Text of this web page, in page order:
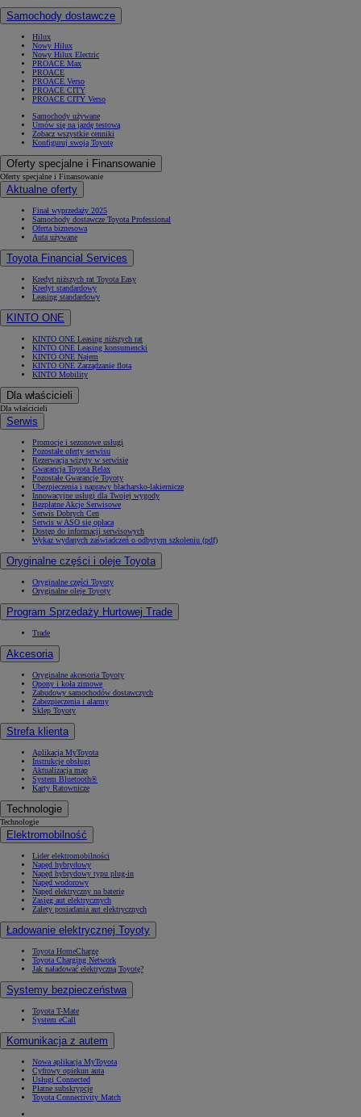
Samochody dostawcze
Hilux
Nowy Hilux
Nowy Hilux Electric
PROACE Max
PROACE
PROACE Verso
PROACE CITY
PROACE CITY Verso
Samochody używane
Umów się na jazdę testową
Zobacz wszystkie cenniki
Konfiguruj swoją Toyotę
Oferty specjalne i Finansowanie
Oferty specjalne i Finansowanie
Aktualne oferty
Finał wyprzedaży 2025
Samochody dostawcze Toyota Professional
Oferta biznesowa
Auta używane
Toyota Financial Services
Kredyt niższych rat Toyota Easy
Kredyt standardowy
Leasing standardowy
KINTO ONE
KINTO ONE Leasing niższych rat
KINTO ONE Leasing konsumencki
KINTO ONE Najem
KINTO ONE Zarządzanie flotą
KINTO Mobility
Dla właścicieli
Dla właścicieli
Serwis
Promocje i sezonowe usługi
Pozostałe oferty serwisu
Rezerwacja wizyty w serwisie
Gwarancja Toyota Relax
Pozostałe Gwarancje Toyoty
Ubezpieczenia i naprawy blacharsko-lakiernicze
Innowacyjne usługi dla Twojej wygody
Bezpłatne Akcje Serwisowe
Serwis Dobrych Cen
Serwis w ASO się opłaca
Dostęp do informacji serwisowych
Wykaz wydanych zaświadczeń o odbytym szkoleniu (pdf)
Oryginalne części i oleje Toyota
Oryginalne części Toyoty
Oryginalne oleje Toyoty
Program Sprzedaży Hurtowej Trade
Trade
Akcesoria
Oryginalne akcesoria Toyoty
Opony i koła zimowe
Zabudowy samochodów dostawczych
Zabezpieczenia i alarmy
Sklep Toyoty
Strefa klienta
Aplikacja MyToyota
Instrukcje obsługi
Aktualizacja map
System Bluetooth®
Karty Ratownicze
Technologie
Technologie
Elektromobilność
Lider elektromobilności
Napęd hybrydowy
Napęd hybrydowy typu plug-in
Napęd wodorowy
Napęd elektryczny na baterię
Zasięg aut elektrycznych
Zalety posiadania aut elektrycznych
Ładowanie elektrycznej Toyoty
Toyota HomeCharge
Toyota Charging Network
Jak naładować elektryczną Toyotę?
Systemy bezpieczeństwa
Toyota T-Mate
System eCall
Komunikacja z autem
Nowa aplikacja MyToyota
Cyfrowy opiekun auta
Usługi Connected
Płatne subskrypcje
Toyota Connectivity Match